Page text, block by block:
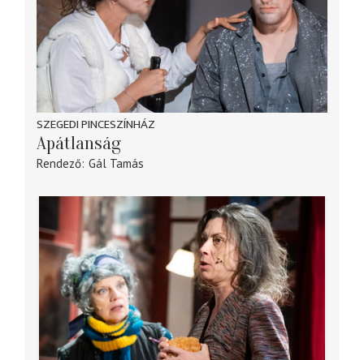
SZEGEDI PINCESZÍNHÁZ
Apátlanság
Rendező Gál Tamás